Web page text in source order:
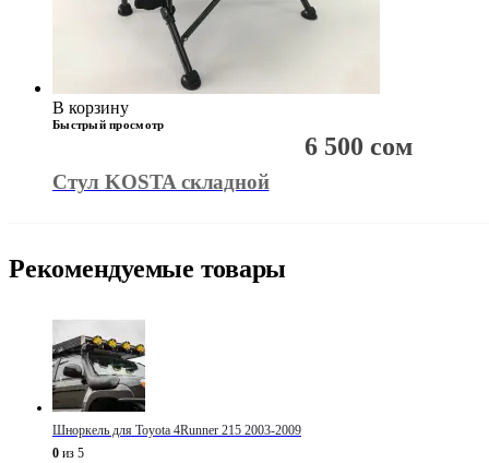
В корзину
Быстрый просмотр
Стул KOSTA складной
6 500 сом
Рекомендуемые товары
Шноркель для Toyota 4Runner 215 2003-2009
0 из 5